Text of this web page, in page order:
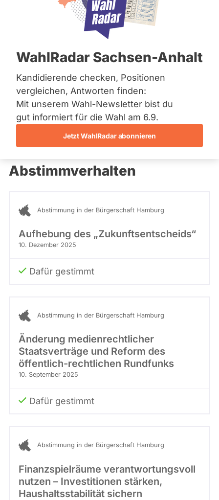
Bremen
Hamburg
Mecklenburg-Vorpommern
Nordrhein-Westfalen
Saarland
Sachsen
Sachsen-Anhalt
Sachsen-Anhalt
Schleswig-Holstein
Thüringen
Archiv
Über uns
WahlRadar Sachsen-Anhalt
Kandidierende checken, Positionen
vergleichen, Antworten finden:
Mit unserem Wahl-Newsletter bist du
gut informiert für die Wahl am 6.9.
Jetzt WahlRadar abonnieren
CDU
Abgeordneter Hamburg 2025 - 2029
Wahlliste
8625
Wahlliste
Landesliste
0/ 0
Fragen beantwortet
Es
nur
Fragen
und
Antworten
welche
und
Mandate
aus
und
Mandaten
berücksichtigt.
Abgeordneter Hamburg
Frage stellen
Abstimmverhalten
Abstimmung in der Bürgerschaft Hamburg
Aufhebung des „Zukunftsentscheids“
10. Dezember 2025
Dafür gestimmt
Abstimmung in der Bürgerschaft Hamburg
Änderung medienrechtlicher
Staatsverträge und Reform des
öffentlich-rechtlichen Rundfunks
10. September 2025
Dafür gestimmt
Abstimmung in der Bürgerschaft Hamburg
Finanzspielräume verantwortungsvoll
nutzen – Investitionen stärken,
Haushaltsstabilität sichern